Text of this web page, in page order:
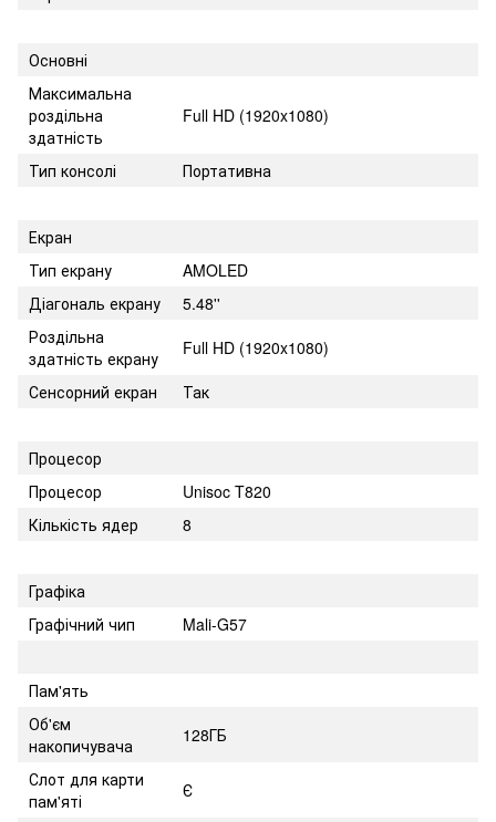
Основні
Максимальна
роздільна
здатність
Full HD (1920x1080)
Тип консолі Портативна
Екран
Тип екрану
AMOLED
Діагональ екрану
5.48''
Роздільна
здатність екрану
Full HD (1920x1080)
Сенсорний екран
Так
Процесор
Процесор
Unisoc T820
Кількість ядер
8
Графіка
Графічний чип
Mali-G57
Пам'ять
Об'єм
накопичувача
128ГБ
Слот для карти
пам'яті
Є